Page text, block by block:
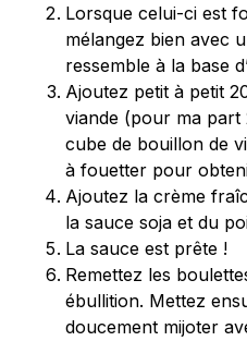
Lorsque celui-ci est
mélangez bien avec
ressemble à la base
Ajoutez petit à petit
viande (pour ma part
cube de bouillon de
à fouetter pour
Ajoutez la crème
la sauce soja et du
La sauce est prête !
Remettez les
ébullition. Mettez
doucement mijoter